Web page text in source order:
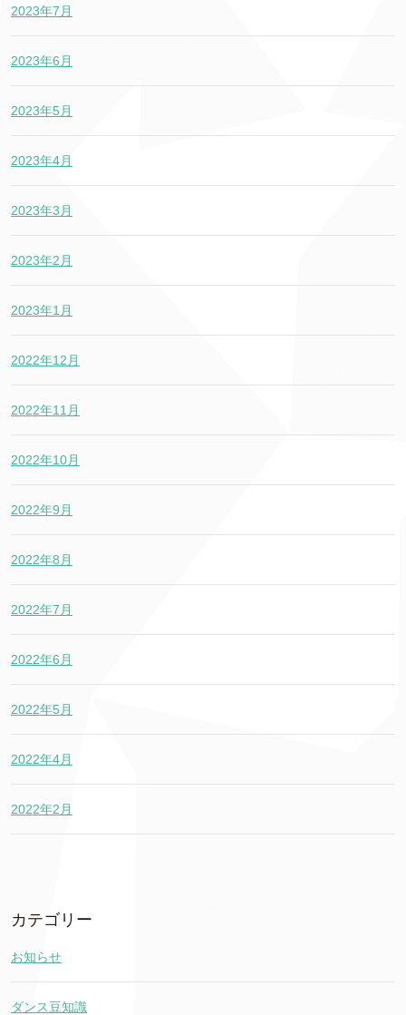
2023年7月
2023年6月
2023年5月
2023年4月
2023年3月
2023年2月
2023年1月
2022年12月
2022年11月
2022年10月
2022年9月
2022年8月
2022年7月
2022年6月
2022年5月
2022年4月
2022年2月
カテゴリー
お知らせ
ダンス豆知識